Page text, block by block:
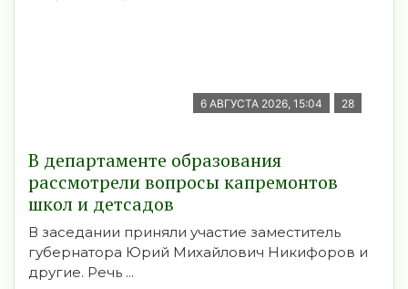
6 АВГУСТА 2026, 15:04 28
В департаменте образования
рассмотрели вопросы капремонтов
школ и детсадов
В заседании приняли участие заместитель
губернатора Юрий Михайлович Никифоров и
другие. Речь ...